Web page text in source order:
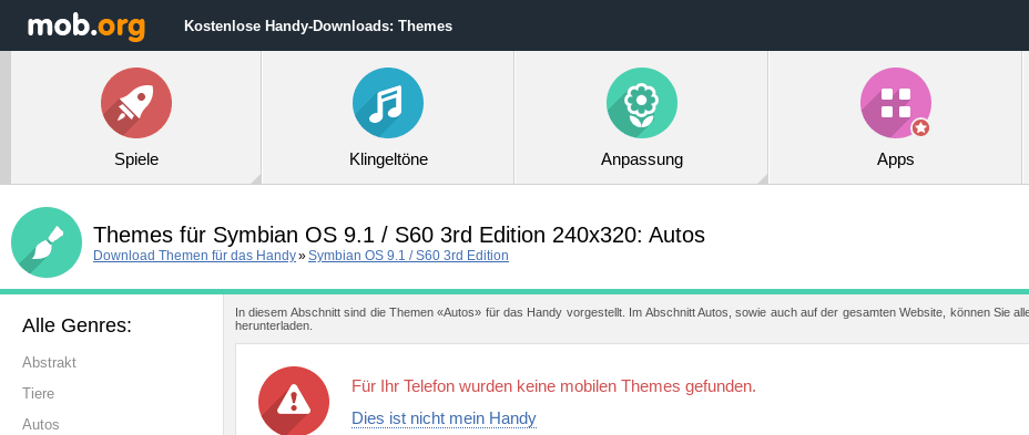
Kostenlose Handy-Downloads: Themes
Spiele Klingeltöne Anpassung Apps
Themes für Symbian OS 9.1 / S60 3rd Edition 240x320: Autos
Download Themen für das Handy»Symbian OS 9.1 / S60 3rd Edition
Alle Genres:
Abstrakt
Tiere
Autos
In diesem Abschnitt sind die Themen «Autos» für das Handy vorgestellt. Im Abschnitt Autos, sowie auch auf der gesamten Website, können Sie
herunterladen.
Für Ihr Telefon wurden keine mobilen Themes gefunden.
Dies ist nicht mein Handy